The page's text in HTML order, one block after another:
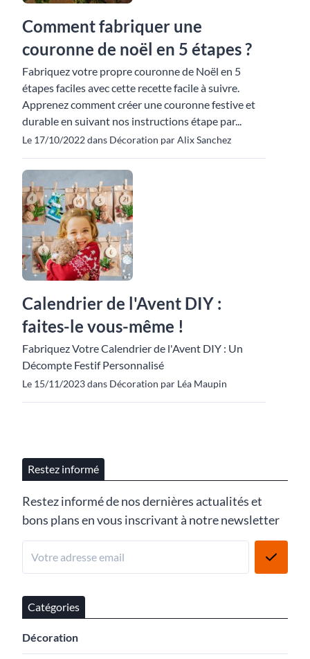
Comment fabriquer une
couronne de noël en 5 étapes ?
Fabriquez votre propre couronne de Noël en 5
étapes faciles avec cette recette facile à suivre.
Apprenez comment créer une couronne festive et
durable en suivant nos instructions étape par...
Le 17/10/2022 dans Décoration par Alix Sanchez
Calendrier de l'Avent DIY :
faites-le vous-même !
Fabriquez Votre Calendrier de l'Avent DIY : Un
Décompte Festif Personnalisé
Le 15/11/2023 dans Décoration par Léa Maupin
Restez informé
Restez informé de nos dernières actualités et
bons plans en vous inscrivant à notre newsletter
Catégories
Décoration